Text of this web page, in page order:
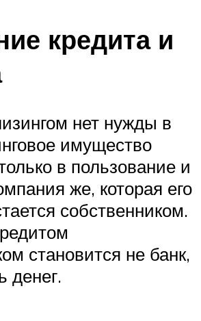
кредита и
нет нужды в
имущество
в пользование и
же, которая его
собственником.
становится не банк,
денег.